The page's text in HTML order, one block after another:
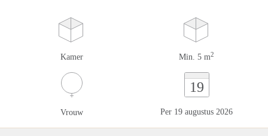
Kamer Min. 5 m2
Vrouw
19
Per 19 augustus 2026